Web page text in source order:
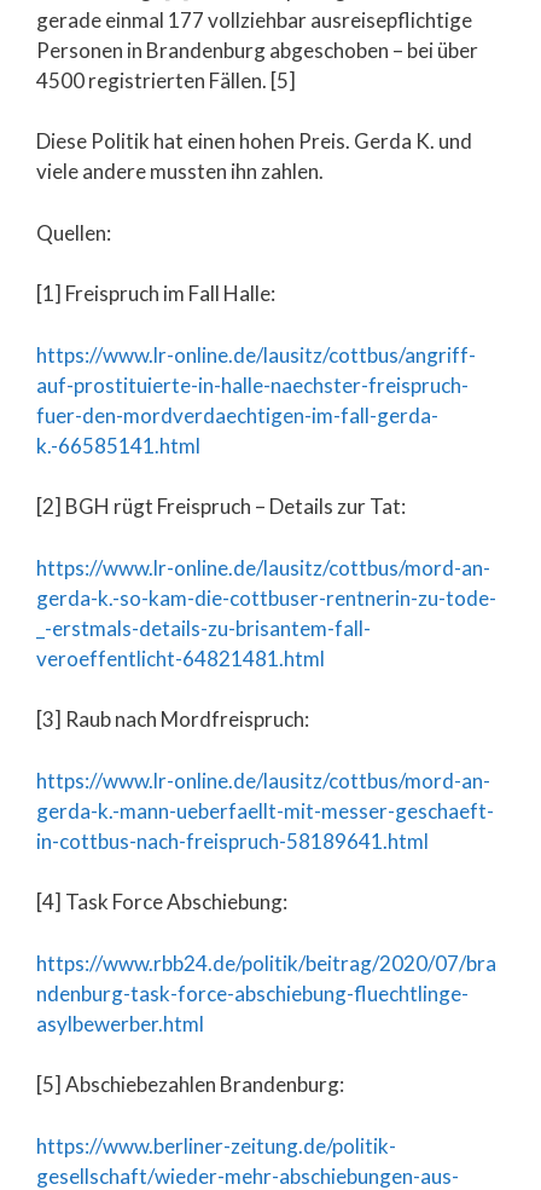
gerade einmal 177 vollziehbar ausreisepflichtige
Personen in Brandenburg abgeschoben – bei über
4500 registrierten Fällen. [5]
Diese Politik hat einen hohen Preis. Gerda K. und
viele andere mussten ihn zahlen.
Quellen:
[1] Freispruch im Fall Halle:
https://www.lr-online.de/lausitz/cottbus/angriff-
auf-prostituierte-in-halle-naechster-freispruch-
fuer-den-mordverdaechtigen-im-fall-gerda-
k.-66585141.html
[2] BGH rügt Freispruch – Details zur Tat:
https://www.lr-online.de/lausitz/cottbus/mord-an-
gerda-k.-so-kam-die-cottbuser-rentnerin-zu-tode-
_-erstmals-details-zu-brisantem-fall-
veroeffentlicht-64821481.html
[3] Raub nach Mordfreispruch:
https://www.lr-online.de/lausitz/cottbus/mord-an-
gerda-k.-mann-ueberfaellt-mit-messer-geschaeft-
in-cottbus-nach-freispruch-58189641.html
[4] Task Force Abschiebung:
https://www.rbb24.de/politik/beitrag/2020/07/bra
ndenburg-task-force-abschiebung-fluechtlinge-
asylbewerber.html
[5] Abschiebezahlen Brandenburg:
https://www.berliner-zeitung.de/politik-
gesellschaft/wieder-mehr-abschiebungen-aus-